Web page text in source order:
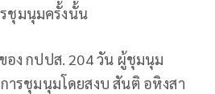
ชุมนุมครั้งนั้น
อง กปปส. 204 วัน ผู้ชุมนุม
รชุมนุมโดยสงบ สันติ อหิงสา